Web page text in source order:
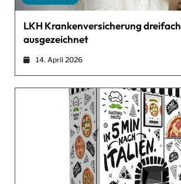
LKH Krankenversicherung dreifach
ausgezeichnet
14. April 2026